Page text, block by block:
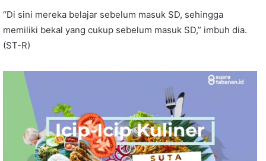
“Di sini mereka belajar sebelum masuk SD, sehingga
memiliki bekal yang cukup sebelum masuk SD,” imbuh dia.
(ST-R)